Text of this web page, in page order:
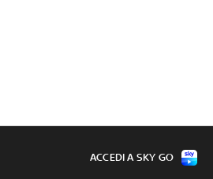
ACCEDI A SKY GO